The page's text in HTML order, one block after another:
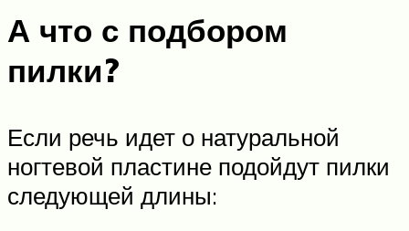
А что с подбором
пилки?
Если речь идет о натуральной
ногтевой пластине подойдут пилки
следующей длины: